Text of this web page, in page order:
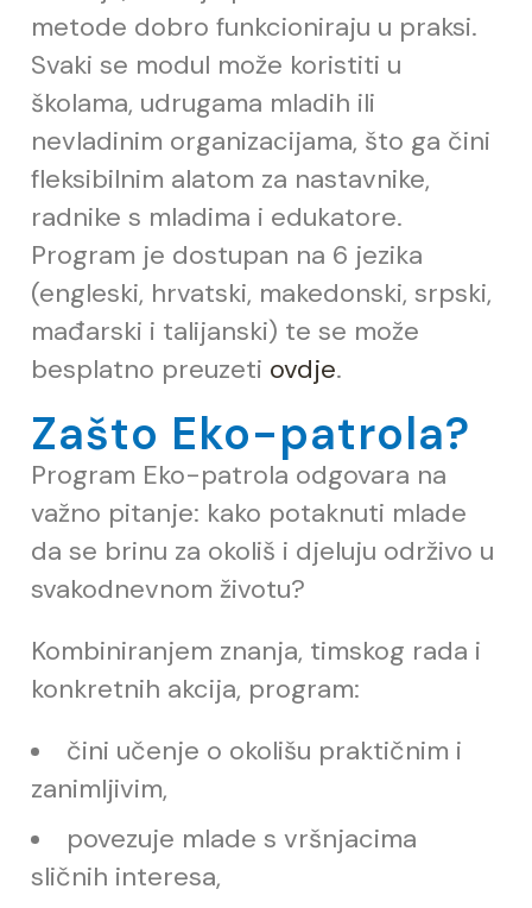
metode dobro funkcioniraju u praksi.
Svaki se modul može koristiti u
školama, udrugama mladih ili
nevladinim organizacijama, što ga čini
fleksibilnim alatom za nastavnike,
radnike s mladima i edukatore.
Program je dostupan na 6 jezika
(engleski, hrvatski, makedonski, srpski,
mađarski i talijanski) te se može
besplatno preuzeti ovdje.
Zašto Eko-patrola?
Program Eko-patrola odgovara na
važno pitanje: kako potaknuti mlade
da se brinu za okoliš i djeluju održivo u
svakodnevnom životu?
Kombiniranjem znanja, timskog rada i
konkretnih akcija, program:
čini učenje o okolišu praktičnim i
zanimljivim,
povezuje mlade s vršnjacima
sličnih interesa,